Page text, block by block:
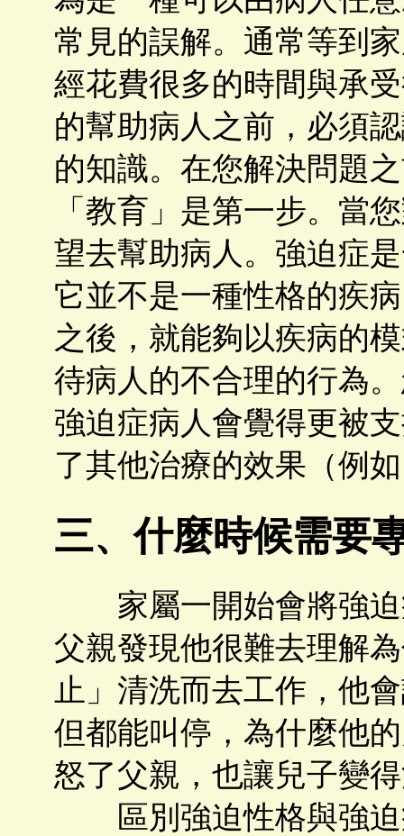
常見的誤解。通常等到
經花費很多的時間與承
的幫助病人之前，必須
的知識。在您解決問題
「教育」是第一步。當
望去幫助病人。強迫症
它並不是一種性格的疾
之後，就能夠以疾病的
待病人的不合理的行為
強迫症病人會覺得更被
了其他治療的效果（例
三、什麼時候需要
家屬一開始會將強迫
父親發現他很難去理解
止」清洗而去工作，他
但都能叫停，為什麼他
怒了父親，也讓兒子變
區別強迫性格與強迫